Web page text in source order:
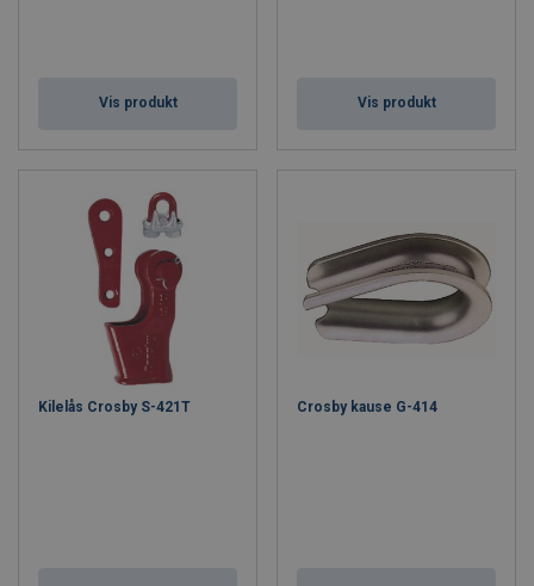
Vis produkt Vis produkt
Kilelås Crosby S-421T Crosby kause G-414